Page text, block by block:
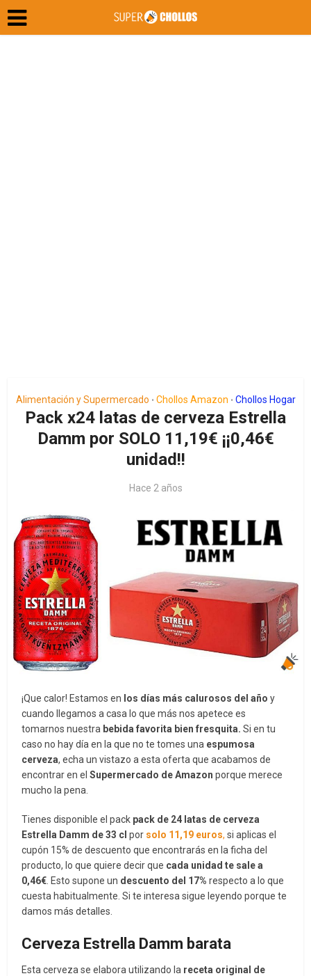
Alimentación y Supermercado • Chollos Amazon • Chollos Hogar
Pack x24 latas de cerveza Estrella
Damm por SOLO 11,19€ ¡¡0,46€
unidad!!
Hace 2 años
¡Que calor! Estamos en los días más calurosos del año y
cuando llegamos a casa lo que más nos apetece es
tomarnos nuestra bebida favorita bien fresquita. Si en tu
caso no hay día en la que no te tomes una espumosa
cerveza, echa un vistazo a esta oferta que acabamos de
encontrar en elSupermercado de Amazon porque merece
mucho la pena.
Tienes disponible el pack pack de 24 latas de cerveza
Estrella Damm de 33 cl por solo 11,19 euros,si aplicas el
cupón 15% de descuento que encontrarás en la ficha del
producto, lo que quiere decir que cada unidad te sale a
0,46€ . Esto supone un descuento del 17% respecto a lo que
cuesta habitualmente. Si te interesa sigue leyendo porque te
damos más detalles.
Cerveza Estrella Damm barata
Esta cerveza se elabora utilizando la receta original de